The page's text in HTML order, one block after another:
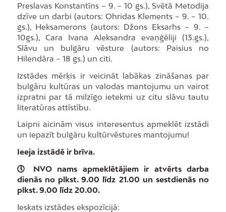
Preslavas Konstantīns – 9. – 10 gs.), Svētā Metodija
dzīve un darbi (autors: Ohridas Klements – 9. – 10.
gs.), Heksamerons (autors: Džons Eksarhs – 9. –
10gs.), Cara Ivana Aleksandra evaņģēliji (13.gs.),
Slāvu un bulgāru vēsture (autors: Paisius no
Hilendāra – 18 gs.) un citi.
Izstādes mērķis ir veicināt labākas zināšanas par
bulgāru kultūras un valodas mantojumu un vairot
izpratni par tā milzīgo ietekmi uz citu slāvu tautu
literatūras attīstību.
Laipni aicinām visus interesentus apmeklēt izstādi
un iepazīt bulgāru kultūrvēstures mantojumu!
Ieeja izstādē ir brīva.
🕔 NVO nams apmeklētājiem ir atvērts darba
dienās no plkst. 9.00 līdz 21.00 un sestdienās no
plkst. 9.00 līdz 20.00.
Ieskats izstādes ekspozīcijā: